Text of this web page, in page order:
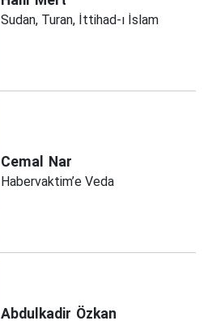
Sudan, Turan, İttihad-ı İslam
Cemal Nar
Habervaktim’e Veda
Abdulkadir Özkan